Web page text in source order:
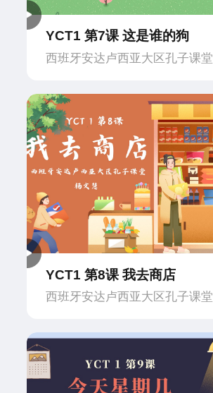
YCT1 第7课 这是谁的狗
西班牙安达卢西亚大区孔子课堂
YCT1 第8课 我去商店
西班牙安达卢西亚大区孔子课堂